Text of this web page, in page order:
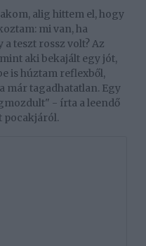
alig hittem el, hogy
mi van, ha
a teszt rossz volt? Az
aki bekajált egy jót,
is húztam reflexből,
már tagadhatatlan. Egy
- írta a leendő
pocakjáról.